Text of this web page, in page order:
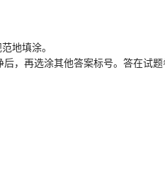
地填涂。
再选涂其他答案标号。答在试题